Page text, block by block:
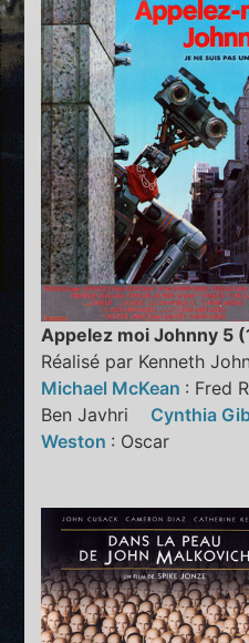
Appelez moi Johnny 5
Réalisé par Kenneth
Michael McKean : Fred
Ben Javhri Cynthia
Weston : Oscar